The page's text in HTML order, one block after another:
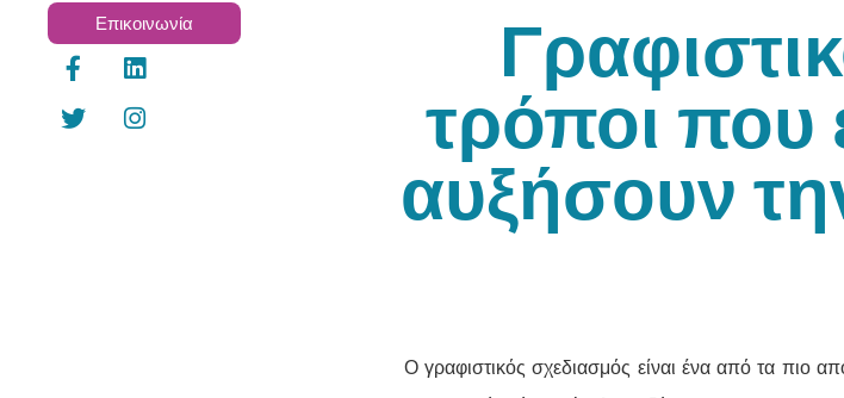
Επικοινωνία
τρόποι
αυξήσουν
Ο γραφιστικός σχεδιασμός είναι ένα από τα πιο